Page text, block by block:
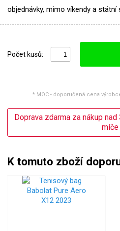
objednávky, mimo víkendy a státní
Počet kusů:
* MOC - doporučená cena
Doprava zdarma za nákup
míče
K tomuto zboží